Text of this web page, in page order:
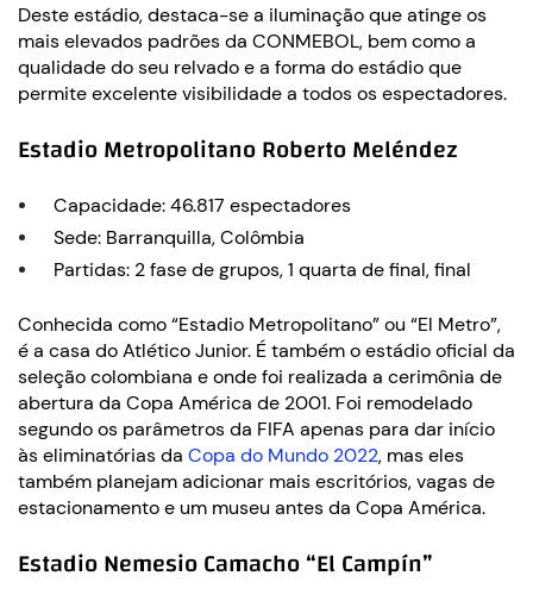
Deste estádio, destaca-se a iluminação que atinge os
mais elevados padrões da CONMEBOL, bem como a
qualidade do seu relvado e a forma do estádio que
permite excelente visibilidade a todos os espectadores.
Estadio Metropolitano Roberto Meléndez
Capacidade: 46.817 espectadores
Sede: Barranquilla, Colômbia
Partidas: 2 fase de grupos, 1 quarta de final, final
Conhecida como “Estadio Metropolitano” ou “El Metro”,
é a casa do Atlético Junior. É também o estádio oficial da
seleção colombiana e onde foi realizada a cerimônia de
abertura da Copa América de 2001. Foi remodelado
segundo os parâmetros da FIFA apenas para dar início
às eliminatórias da Copa do Mundo 2022, mas eles
também planejam adicionar mais escritórios, vagas de
estacionamento e um museu antes da Copa América.
Estadio Nemesio Camacho “El Campín”